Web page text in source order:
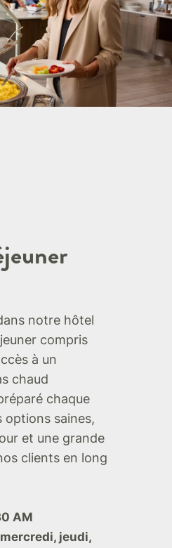
notre hôtel
compris
à un
chaud
chaque
options saines,
et une grande
clients en long
AM
jeudi,